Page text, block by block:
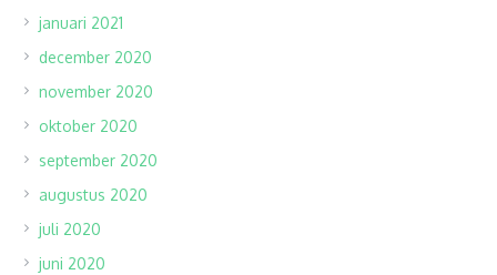
januari 2021
december 2020
november 2020
oktober 2020
september 2020
augustus 2020
juli 2020
juni 2020